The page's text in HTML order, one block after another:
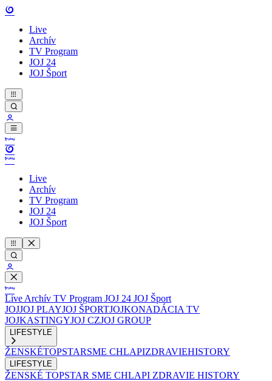
Live
Archív
TV Program
JOJ 24
JOJ Šport
Live
Archív
TV Program
JOJ 24
JOJ Šport
Live Archív TV Program JOJ 24 JOJ Šport
JOJJOJ PLAYJOJ ŠPORTJOJKONADÁCIA TV
JOJKASTINGYJOJ CZJOJ GROUP
LIFESTYLE
ŽENSKÉTOPSTARSME CHLAPIZDRAVIEHISTORY
LIFESTYLE
ŽENSKÉ TOPSTAR SME CHLAPI ZDRAVIE HISTORY